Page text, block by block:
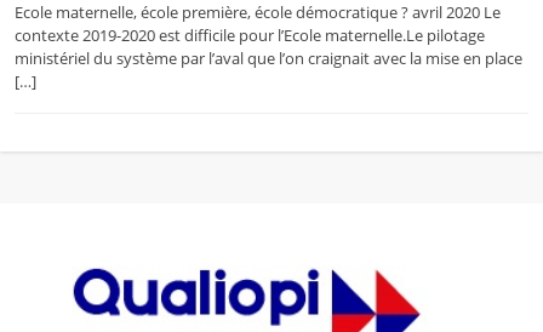
Ecole maternelle, école première, école démocratique ? avril 2020 Le
contexte 2019-2020 est difficile pour l’Ecole maternelle.Le pilotage
ministériel du système par l’aval que l’on craignait avec la mise en place
[…]